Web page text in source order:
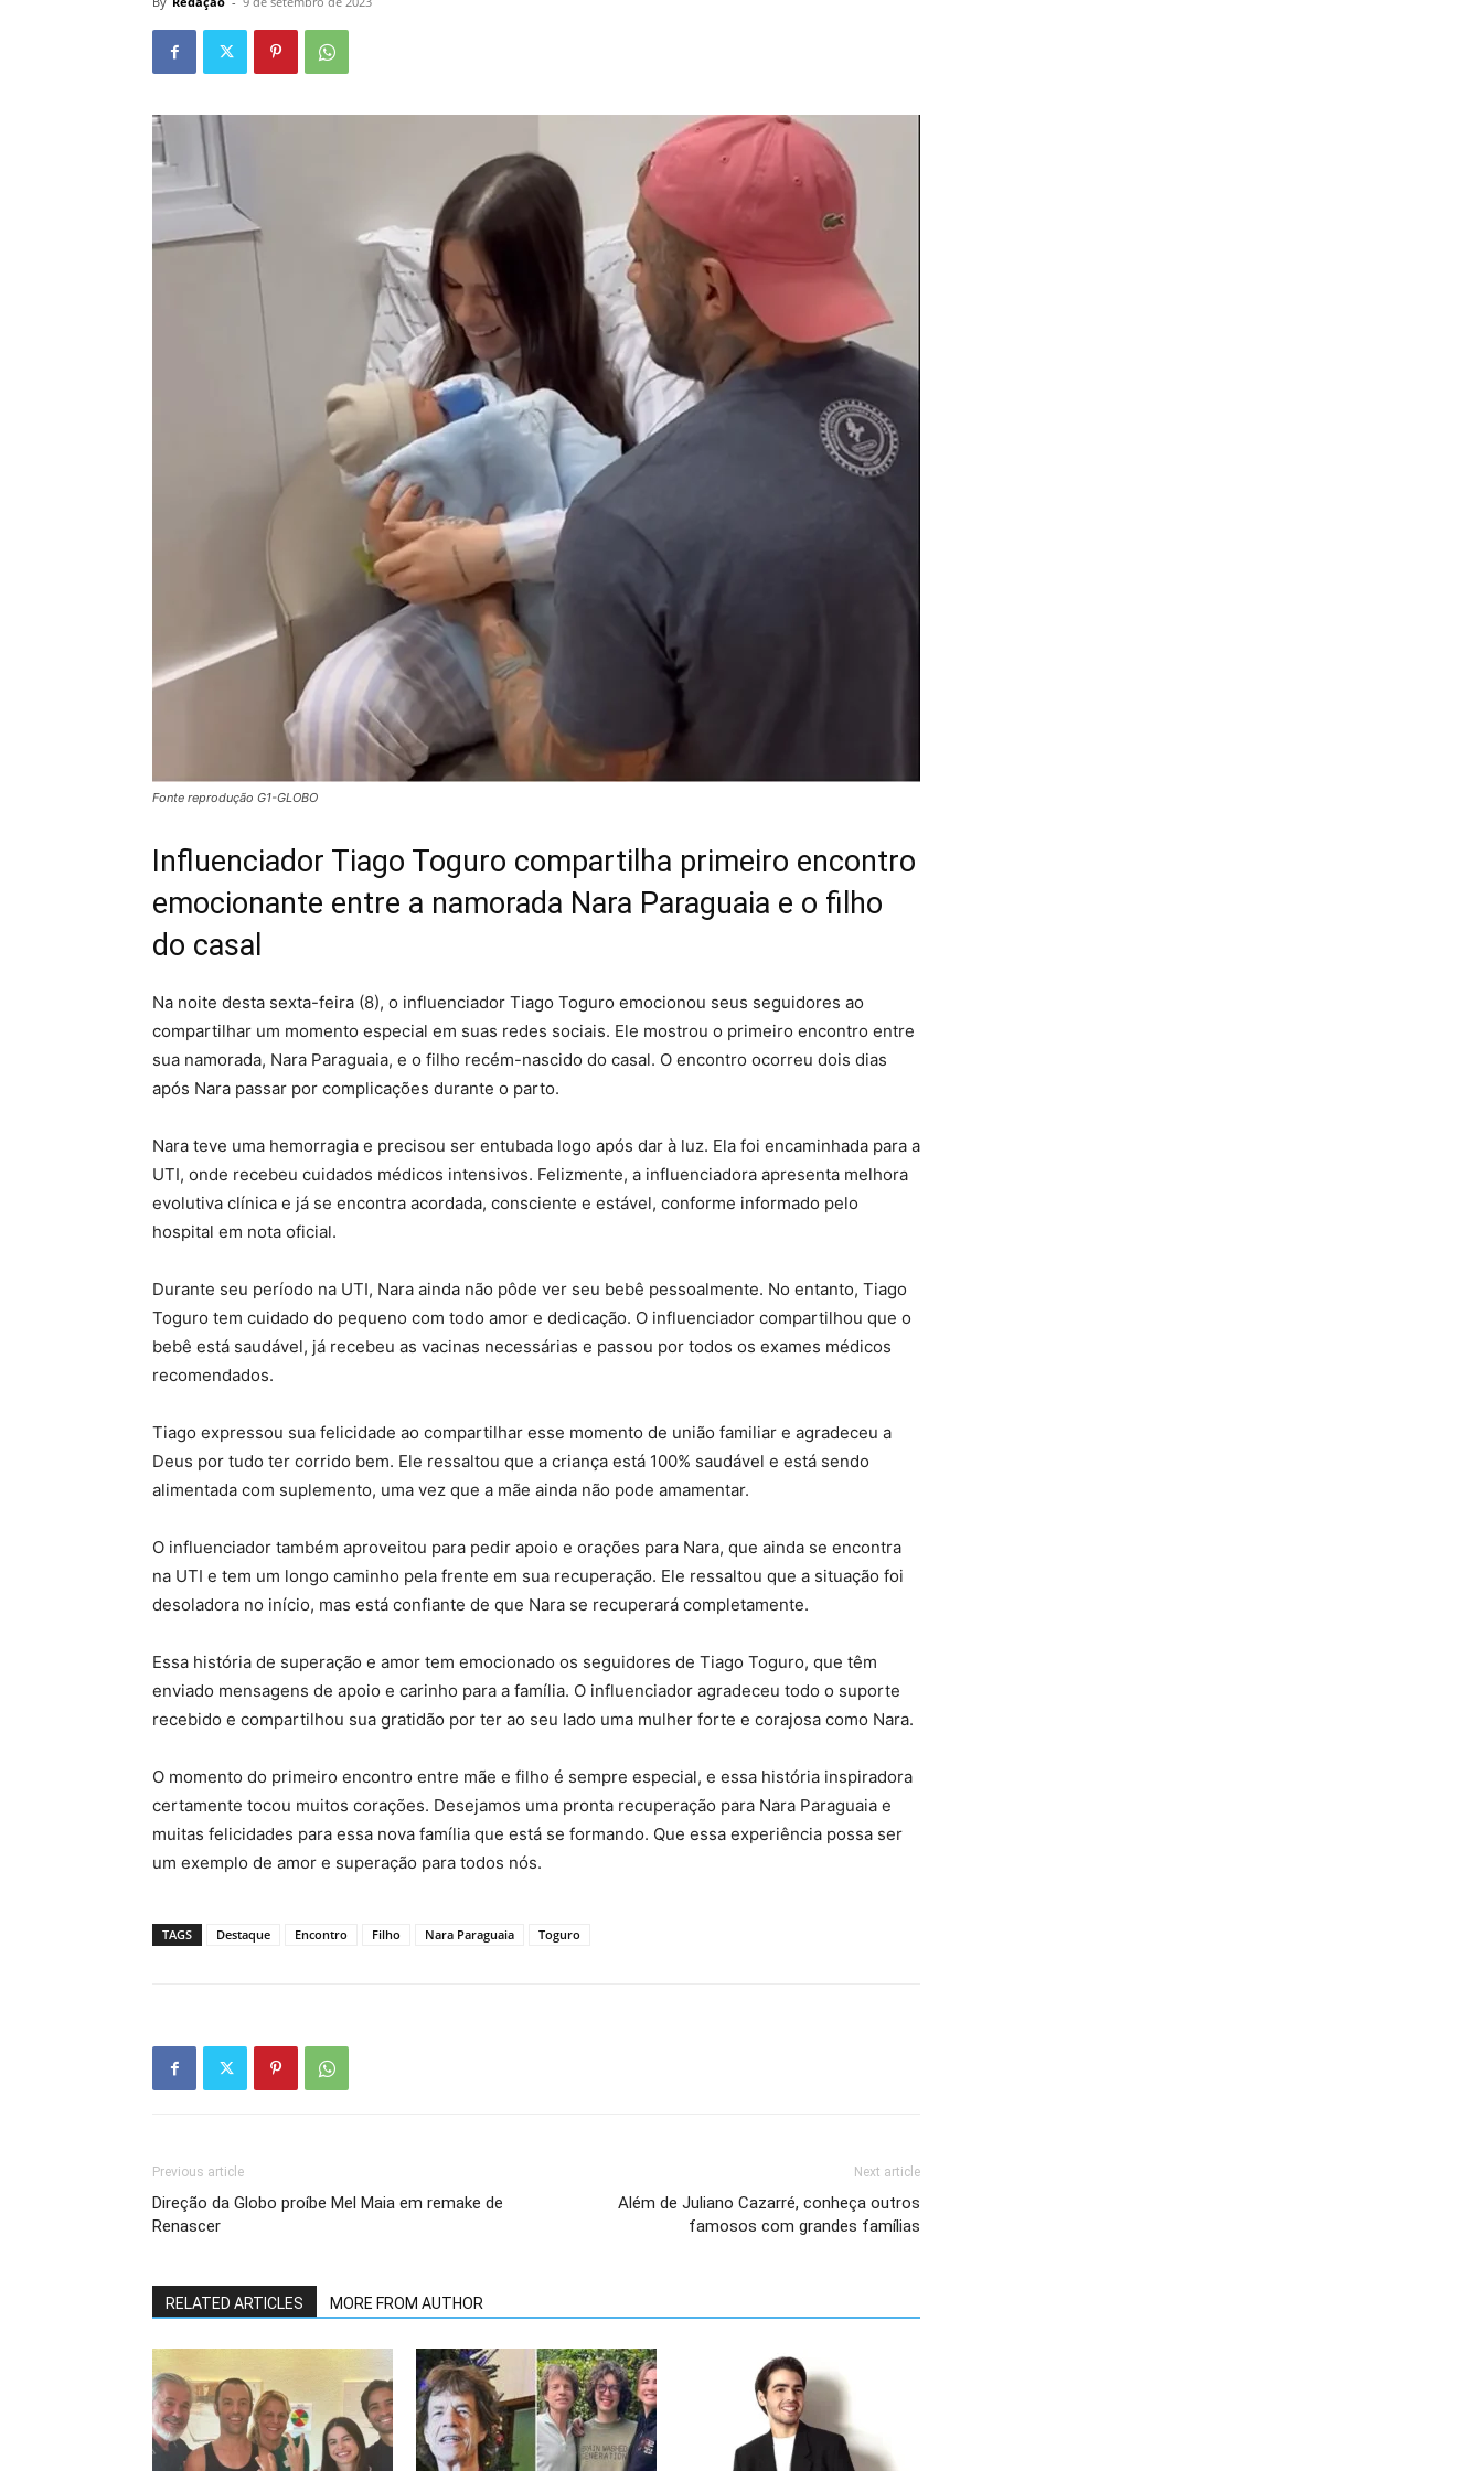
Fonte reprodução G1-GLOBO
Influenciador Tiago Toguro compartilha primeiro encontro
emocionante entre a namorada Nara Paraguaia e o filho
do casal
Na noite desta sexta-feira (8), o influenciador Tiago Toguro emocionou seus seguidores ao
compartilhar um momento especial em suas redes sociais. Ele mostrou o primeiro encontro entre
sua namorada, Nara Paraguaia, e o filho recém-nascido do casal. O encontro ocorreu dois dias
após Nara passar por complicações durante o parto.
Nara teve uma hemorragia e precisou ser entubada logo após dar à luz. Ela foi encaminhada para a
UTI, onde recebeu cuidados médicos intensivos. Felizmente, a influenciadora apresenta melhora
evolutiva clínica e já se encontra acordada, consciente e estável, conforme informado pelo
hospital em nota oficial.
Durante seu período na UTI, Nara ainda não pôde ver seu bebê pessoalmente. No entanto, Tiago
Toguro tem cuidado do pequeno com todo amor e dedicação. O influenciador compartilhou que o
bebê está saudável, já recebeu as vacinas necessárias e passou por todos os exames médicos
recomendados.
Tiago expressou sua felicidade ao compartilhar esse momento de união familiar e agradeceu a
Deus por tudo ter corrido bem. Ele ressaltou que a criança está 100% saudável e está sendo
alimentada com suplemento, uma vez que a mãe ainda não pode amamentar.
O influenciador também aproveitou para pedir apoio e orações para Nara, que ainda se encontra
na UTI e tem um longo caminho pela frente em sua recuperação. Ele ressaltou que a situação foi
desoladora no início, mas está confiante de que Nara se recuperará completamente.
Essa história de superação e amor tem emocionado os seguidores de Tiago Toguro, que têm
enviado mensagens de apoio e carinho para a família. O influenciador agradeceu todo o suporte
recebido e compartilhou sua gratidão por ter ao seu lado uma mulher forte e corajosa como Nara.
O momento do primeiro encontro entre mãe e filho é sempre especial, e essa história inspiradora
certamente tocou muitos corações. Desejamos uma pronta recuperação para Nara Paraguaia e
muitas felicidades para essa nova família que está se formando. Que essa experiência possa ser
um exemplo de amor e superação para todos nós.
TAGS Destaque Encontro Filho Nara Paraguaia Toguro
Previous article
Direção da Globo proíbe Mel Maia em remake de
Renascer
Next article
Além de Juliano Cazarré, conheça outros
famosos com grandes famílias
RELATED ARTICLES MORE FROM AUTHOR